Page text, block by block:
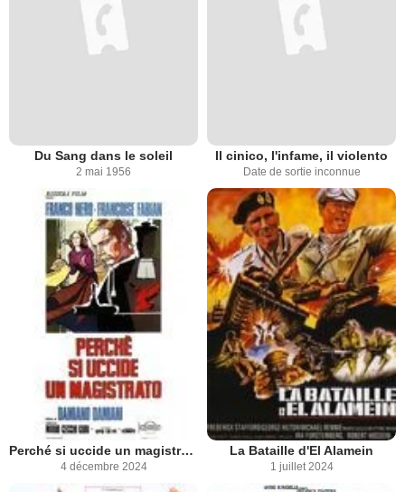
Du Sang dans le soleil
2 mai 1956
Il cinico, l'infame, il violento
Date de sortie inconnue
Perché si uccide un magistrato?
4 décembre 2024
La Bataille d'El Alamein
1 juillet 2024